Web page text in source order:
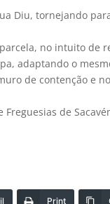
Diu, tornejando
no intuito de
adaptando o
de contenção e
de
Print